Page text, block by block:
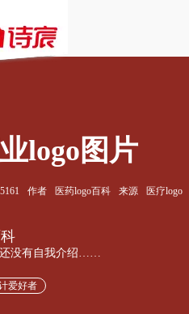
logo图片
5161 作者 医药logo百科 来源 医疗logo
没有自我介绍……
爱好者